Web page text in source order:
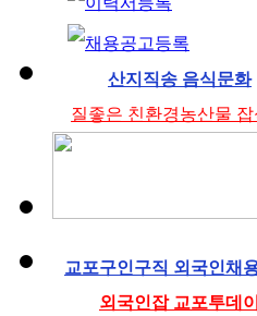
산지직송 음식문화
질좋은 친환경농산물 잡
교포구인구직 외국인채
외국인잡 교포투데이